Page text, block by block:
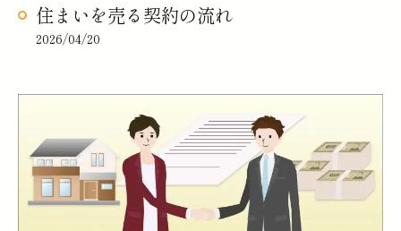
住まいを売る契約の流れ
2026/04/20